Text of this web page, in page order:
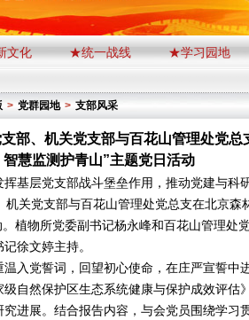
文化 ★统一战线 ★学习园地
> 党群园地 > 支部风采
部、机关党支部与百花山管理处党总
智慧监测护青山”主题党日活动
层党支部战斗堡垒作用，推动党建与科
关党支部与百花山管理处党总支在北京森
植物所党委副书记杨永峰和百花山管理处
徐文婷主持。
党誓词，回望初心使命，在庄严宣誓中
自然保护区生态系统健康与保护成效评估
进展。结合报告内容，与会党员围绕学习